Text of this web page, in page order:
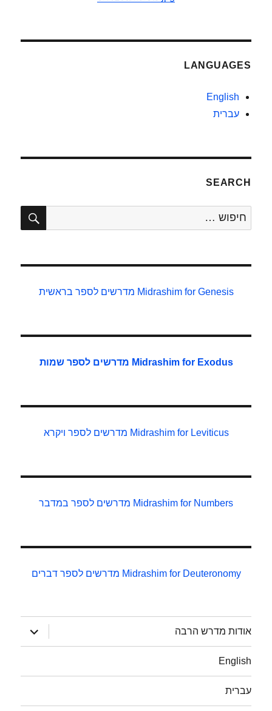
LANGUAGES
English
עברית
SEARCH
חפש:
Midrashim for Genesis מדרשים לספר בראשית
Midrashim for Exodus מדרשים לספר שמות
Midrashim for Leviticus מדרשים לספר ויקרא
Midrashim for Numbers מדרשים לספר במדבר
Midrashim for Deuteronomy מדרשים לספר דברים
אודות מדרש הרבה
הצג
תפריט
English
עברית